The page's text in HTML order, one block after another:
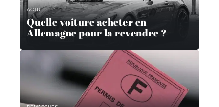
ACTU
Quelle voiture acheter en
Allemagne pour la revendre ?